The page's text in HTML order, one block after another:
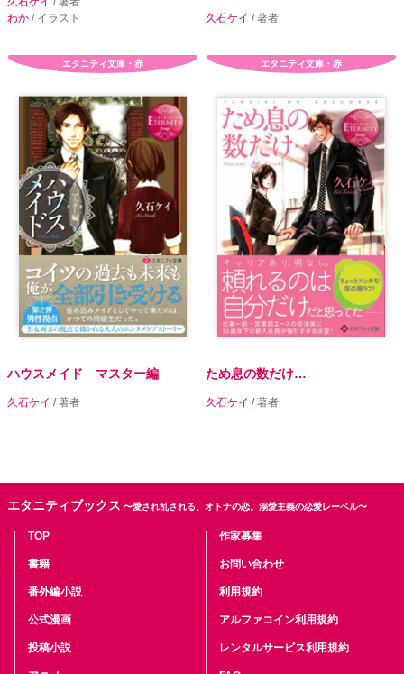
わか / イラスト 久石ケイ / 著者
エタニティ文庫・赤
ハウスメイド マスター編
久石ケイ / 著者
エタニティ文庫・赤
ため息の数だけ…
久石ケイ / 著者
エタニティブックス 〜愛され乱される、オトナの恋。溺愛主義の恋愛レーベル〜
TOP
書籍
番外編小説
公式漫画
投稿小説
作家募集
お問い合わせ
利用規約
アルファコイン利用規約
レンタルサービス利用規約